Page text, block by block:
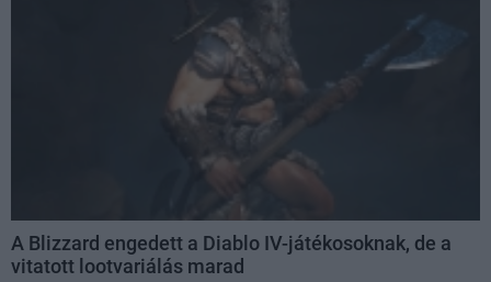
A Blizzard engedett a Diablo IV-játékosoknak, de a
vitatott lootvariálás marad